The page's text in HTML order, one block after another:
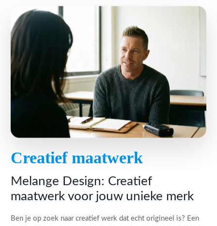
Creatief maatwerk
Melange Design: Creatief
maatwerk voor jouw unieke merk
Ben je op zoek naar creatief werk dat echt origineel is? Een